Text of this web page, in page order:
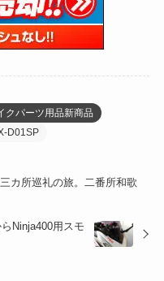
(41)
クパーツ用品新商品
D01SP
カ所巡礼の旅。二番所和歌
Ninja400用スモ